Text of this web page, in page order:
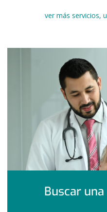
ver más servicios,
especialidad
Buscar